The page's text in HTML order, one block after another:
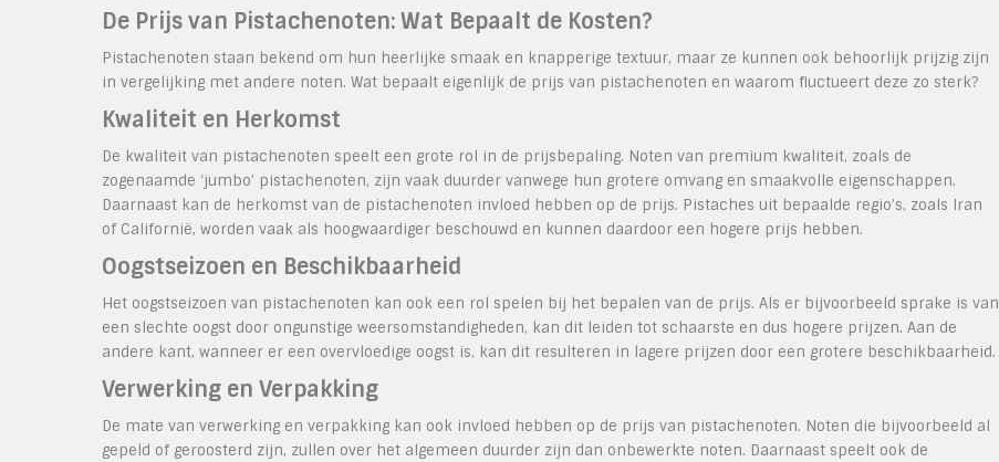
De Prijs van Pistachenoten: Wat Bepaalt de Kosten?
Pistachenoten staan bekend om hun heerlijke smaak en knapperige textuur, maar ze kunnen ook behoorlijk prijzig zijn
in vergelijking met andere noten. Wat bepaalt eigenlijk de prijs van pistachenoten en waarom fluctueert deze zo sterk?
Kwaliteit en Herkomst
De kwaliteit van pistachenoten speelt een grote rol in de prijsbepaling. Noten van premium kwaliteit, zoals de
zogenaamde ‘jumbo’ pistachenoten, zijn vaak duurder vanwege hun grotere omvang en smaakvolle eigenschappen.
Daarnaast kan de herkomst van de pistachenoten invloed hebben op de prijs. Pistaches uit bepaalde regio’s, zoals Iran
of Californië, worden vaak als hoogwaardiger beschouwd en kunnen daardoor een hogere prijs hebben.
Oogstseizoen en Beschikbaarheid
Het oogstseizoen van pistachenoten kan ook een rol spelen bij het bepalen van de prijs. Als er bijvoorbeeld sprake is van
een slechte oogst door ongunstige weersomstandigheden, kan dit leiden tot schaarste en dus hogere prijzen. Aan de
andere kant, wanneer er een overvloedige oogst is, kan dit resulteren in lagere prijzen door een grotere beschikbaarheid.
Verwerking en Verpakking
De mate van verwerking en verpakking kan ook invloed hebben op de prijs van pistachenoten. Noten die bijvoorbeeld al
gepeld of geroosterd zijn, zullen over het algemeen duurder zijn dan onbewerkte noten. Daarnaast speelt ook de